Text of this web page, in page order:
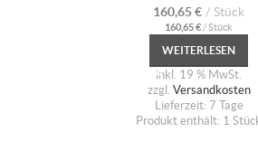
160,65€ Stück
160,65€ /Stück
WEITERLESEN
inkl. 19 % MwSt.
zzgl. Versandkosten
Lieferzeit: 7 Tage
Produkt enthält: 1